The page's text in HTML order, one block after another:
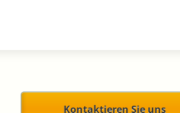
Kontaktieren Sie uns